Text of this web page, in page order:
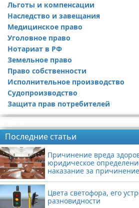
Льготы и компенсации
Наследство и завещания
Медицинское право
Уголовное право
Нотариат в РФ
Земельное право
Право собственности
Исполнительное производство
Судопроизводство
Защита прав потребителей
Последние статьи
Причинение вреда
юридическое
наказание за
Цвета светофора, его
разновидности